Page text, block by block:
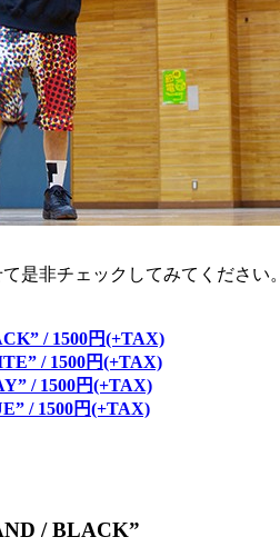
是非チェックしてみてください。
/ 1500円(+TAX)
/ 1500円(+TAX)
/ 1500円(+TAX)
/ 1500円(+TAX)
/ BLACK”